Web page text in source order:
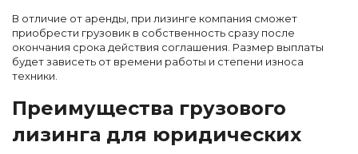
В отличие от аренды, при лизинге компания сможет
приобрести грузовик в собственность сразу после
окончания срока действия соглашения. Размер выплаты
будет зависеть от времени работы и степени износа
техники.
Преимущества грузового
лизинга для юридических